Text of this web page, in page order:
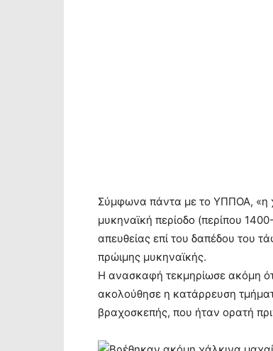
Σύμφωνα πάντα με το ΥΠΠΟΑ, «η
μυκηναϊκή περίοδο (περίπου
απευθείας επί του δαπέδου του
πρώιμης μυκηναϊκής.
Η ανασκαφή τεκμηρίωσε ακόμη
ακολούθησε η κατάρρευση
βραχοσκεπής, που ήταν ορατή